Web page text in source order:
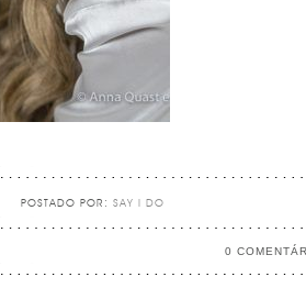
POSTADO POR: SAY I DO
0